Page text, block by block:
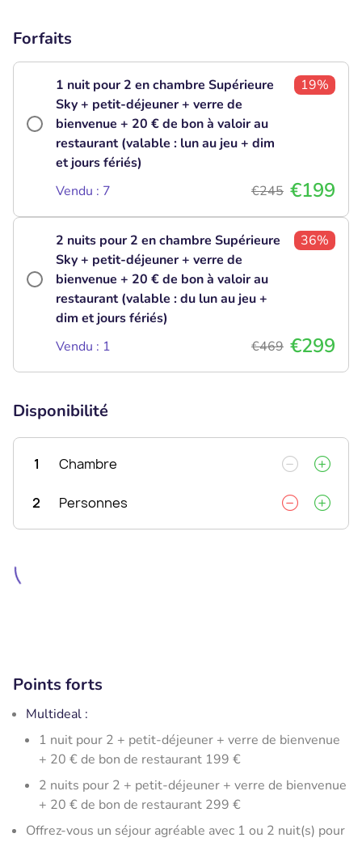
Forfaits
1 nuit pour 2 en chambre Supérieure
Sky + petit-déjeuner + verre de
bienvenue + 20 € de bon à valoir au
restaurant (valable : lun au jeu + dim
et jours fériés)
19%
Vendu : 7 €245 €199
2 nuits pour 2 en chambre Supérieure
Sky + petit-déjeuner + verre de
bienvenue + 20 € de bon à valoir au
restaurant (valable : du lun au jeu +
dim et jours fériés)
36%
Vendu : 1 €469 €299
Disponibilité
1 Chambre
2 Personnes
Points forts
Multideal :
​1 nuit pour 2 + petit-déjeuner + verre de bienvenue
+ 20 € de bon de restaurant 199 €
2 nuits pour 2 + petit-déjeuner + verre de bienvenue
+ 20 € de bon de restaurant 299 €
Offrez-vous un séjour agréable avec 1 ou 2 nuit(s) pour